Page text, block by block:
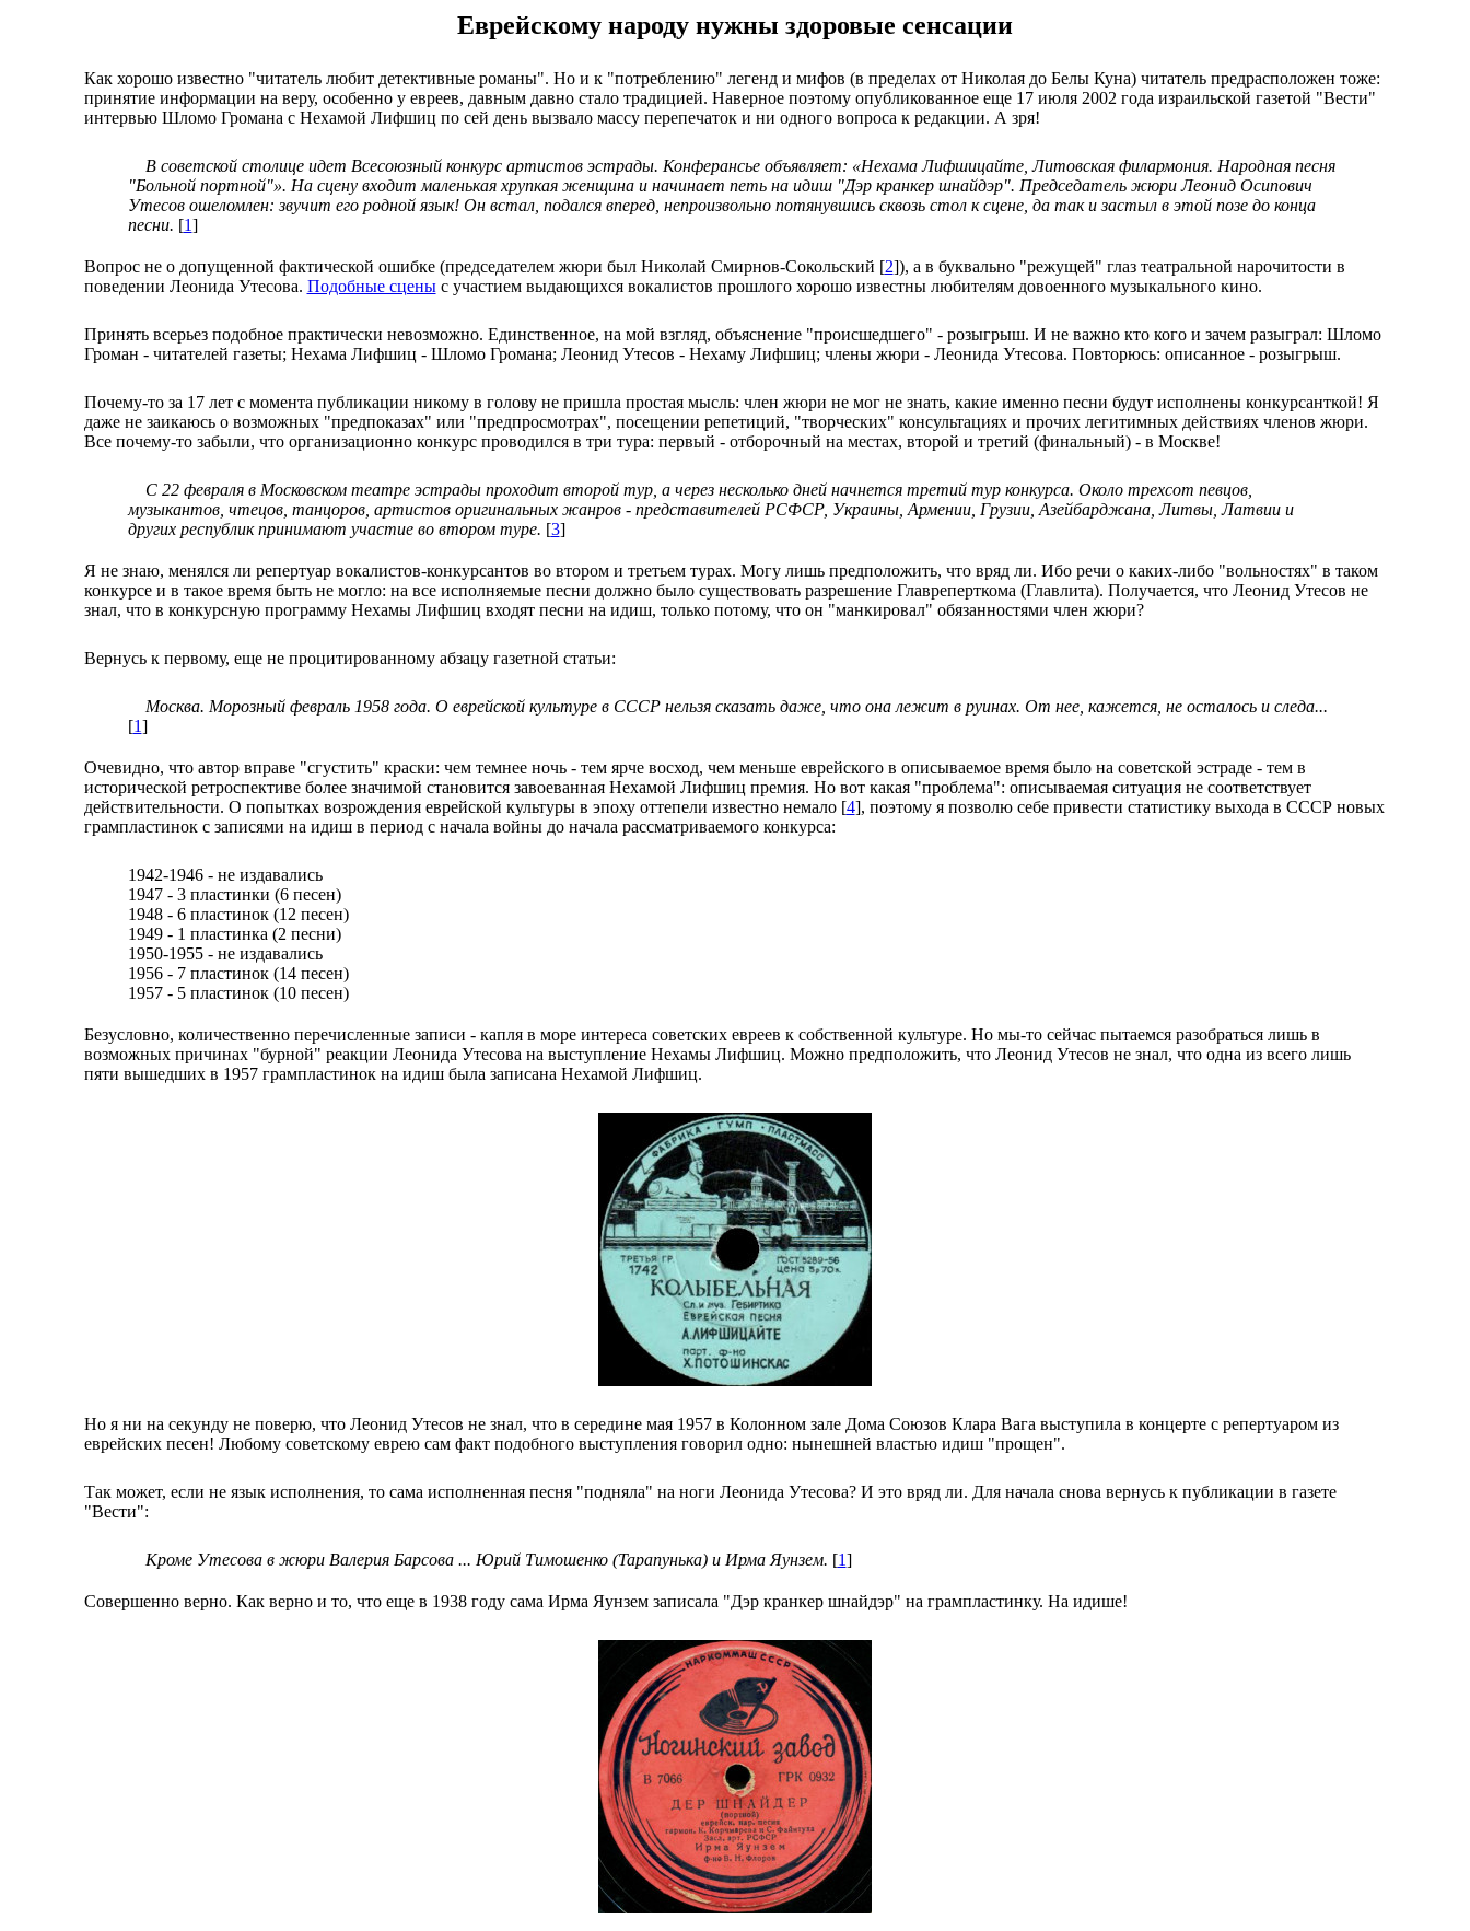
Еврейскому народу нужны здоровые сенсации
Как хорошо известно "читатель любит детективные романы". Но и к "потреблению" легенд и мифов (в пределах от Николая до Белы Куна) читатель предрасположен тоже:
принятие информации на веру, особенно у евреев, давным давно стало традицией. Наверное поэтому опубликованное еще 17 июля 2002 года израильской газетой "Вести"
интервью Шломо Громана с Нехамой Лифшиц по сей день вызвало массу перепечаток и ни одного вопроса к редакции. А зря!
В советской столице идет Всесоюзный конкурс артистов эстрады. Конферансье объявляет: «Нехама Лифшицайте, Литовская филармония. Народная песня
"Больной портной"». На сцену входит маленькая хрупкая женщина и начинает петь на идиш "Дэр кранкер шнайдэр". Председатель жюри Леонид Осипович
Утесов ошеломлен: звучит его родной язык! Он встал, подался вперед, непроизвольно потянувшись сквозь стол к сцене, да так и застыл в этой позе до конца
песни. [1]
Вопрос не о допущенной фактической ошибке (председателем жюри был Николай Смирнов-Сокольский [2]), а в буквально "режущей" глаз театральной нарочитости в
поведении Леонида Утесова. Подобные сценыс участием выдающихся вокалистов прошлого хорошо известны любителям довоенного музыкального кино.
Принять всерьез подобное практически невозможно. Единственное, на мой взгляд, объяснение "происшедшего" - розыгрыш. И не важно кто кого и зачем разыграл: Шломо
Громан - читателей газеты; Нехама Лифшиц - Шломо Громана; Леонид Утесов - Нехаму Лифшиц; члены жюри - Леонида Утесова. Повторюсь: описанное - розыгрыш.
Почему-то за 17 лет с момента публикации никому в голову не пришла простая мысль: член жюри не мог не знать, какие именно песни будут исполнены конкурсанткой! Я
даже не заикаюсь о возможных "предпоказах" или "предпросмотрах", посещении репетиций, "творческих" консультациях и прочих легитимных действиях членов жюри.
Все почему-то забыли, что организационно конкурс проводился в три тура: первый - отборочный на местах, второй и третий (финальный) - в Москве!
С 22 февраля в Московском театре эстрады проходит второй тур, а через несколько дней начнется третий тур конкурса. Около трехсот певцов,
музыкантов, чтецов, танцоров, артистов оригинальных жанров - представителей РСФСР, Украины, Армении, Грузии, Азейбарджана, Литвы, Латвии и
других республик принимают участие во втором туре. [3]
Я не знаю, менялся ли репертуар вокалистов-конкурсантов во втором и третьем турах. Могу лишь предположить, что вряд ли. Ибо речи о каких-либо "вольностях" в таком
конкурсе и в такое время быть не могло: на все исполняемые песни должно было существовать разрешение Главреперткома (Главлита). Получается, что Леонид Утесов не
знал, что в конкурсную программу Нехамы Лифшиц входят песни на идиш, только потому, что он "манкировал" обязанностями член жюри?
Вернусь к первому, еще не процитированному абзацу газетной статьи:
Москва. Морозный февраль 1958 года. О еврейской культуре в СССР нельзя сказать даже, что она лежит в руинах. От нее, кажется, не осталось и следа...
[1]
Очевидно, что автор вправе "сгустить" краски: чем темнее ночь - тем ярче восход, чем меньше еврейского в описываемое время было на советской эстраде - тем в
исторической ретроспективе более значимой становится завоеванная Нехамой Лифшиц премия. Но вот какая "проблема": описываемая ситуация не соответствует
действительности. О попытках возрождения еврейской культуры в эпоху оттепели известно немало [4], поэтому я позволю себе привести статистику выхода в СССР новых
грампластинок с записями на идиш в период с начала войны до начала рассматриваемого конкурса:
1942-1946 - не издавались
1947 - 3 пластинки (6 песен)
1948 - 6 пластинок (12 песен)
1949 - 1 пластинка (2 песни)
1950-1955 - не издавались
1956 - 7 пластинок (14 песен)
1957 - 5 пластинок (10 песен)
Безусловно, количественно перечисленные записи - капля в море интереса советских евреев к собственной культуре. Но мы-то сейчас пытаемся разобраться лишь в
возможных причинах "бурной" реакции Леонида Утесова на выступление Нехамы Лифшиц. Можно предположить, что Леонид Утесов не знал, что одна из всего лишь
пяти вышедших в 1957 грампластинок на идиш была записана Нехамой Лифшиц.
Но я ни на секунду не поверю, что Леонид Утесов не знал, что в середине мая 1957 в Колонном зале Дома Союзов Клара Вага выступила в концерте с репертуаром из
еврейских песен! Любому советскому еврею сам факт подобного выступления говорил одно: нынешней властью идиш "прощен".
Так может, если не язык исполнения, то сама исполненная песня "подняла" на ноги Леонида Утесова? И это вряд ли. Для начала снова вернусь к публикации в газете
"Вести":
Кроме Утесова в жюри Валерия Барсова ... Юрий Тимошенко (Тарапунька) и Ирма Яунзем. [1]
Совершенно верно. Как верно и то, что еще в 1938 году сама Ирма Яунзем записала "Дэр кранкер шнайдэр" на грампластинку. На идише!